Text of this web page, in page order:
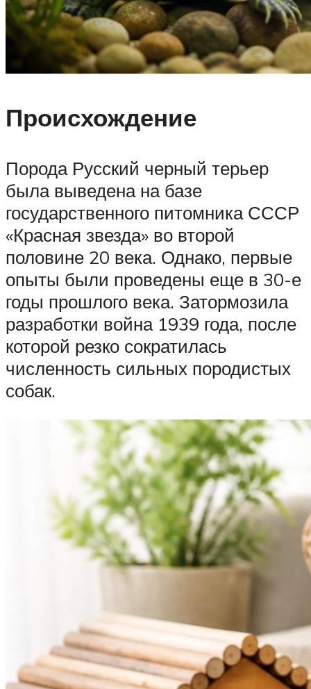
Происхождение
Порода Русский черный терьер
была выведена на базе
государственного питомника СССР
«Красная звезда» во второй
половине 20 века. Однако, первые
опыты были проведены еще в 30-е
годы прошлого века. Затормозила
разработки война 1939 года, после
которой резко сократилась
численность сильных породистых
собак.